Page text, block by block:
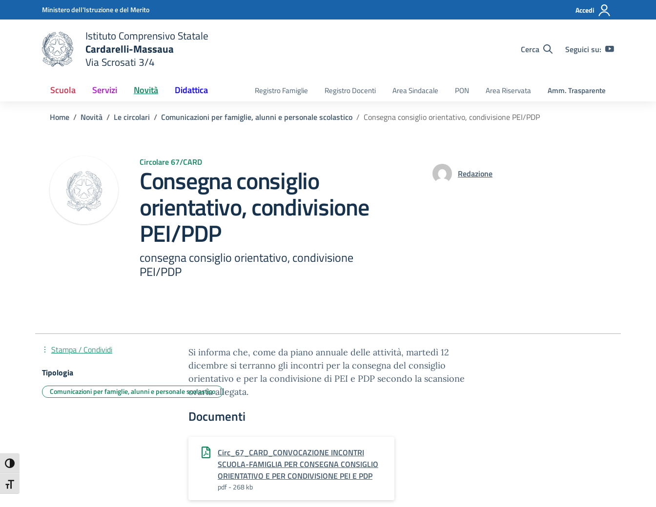
Attiva/disattiva alto contrasto
Attiva/disattiva dimensione testo
Vai ai contenuti
Vai al menu di navigazioneMinistero dell'Istruzione e del Merito Accedi
scuola
Istituto Comprensivo Statale
Cardarelli-Massaua
Via Scrosati 3/4
Cerca Seguici su:
Scuola Servizi Novità Didattica Registro Famiglie Registro Docenti Area Sindacale PON Area Riservata Amm. Trasparente
Home Novità Le circolari Comunicazioni per famiglie, alunni e personale scolastico Consegna consiglio orientativo, condivisione PEI/PDP
Circolare 67/CARD
Consegna consiglio
orientativo, condivisione
PEI/PDP
consegna consiglio orientativo, condivisione
PEI/PDP
Redazione
Si informa che, come da piano annuale delle attività, martedì 12
dicembre si terranno gli incontri per la consegna del consiglio
orientativo e per la condivisione di PEI e PDP secondo la scansione
oraria allegata.
Documenti
Circ_67_CARD_CONVOCAZIONE INCONTRI
SCUOLA-FAMIGLIA PER CONSEGNA CONSIGLIO
ORIENTATIVO E PER CONDIVISIONE PEI E PDP
pdf - 268 kb
Stampa / Condividi
Tipologia
Comunicazioni per famiglie, alunni e personale scolastico